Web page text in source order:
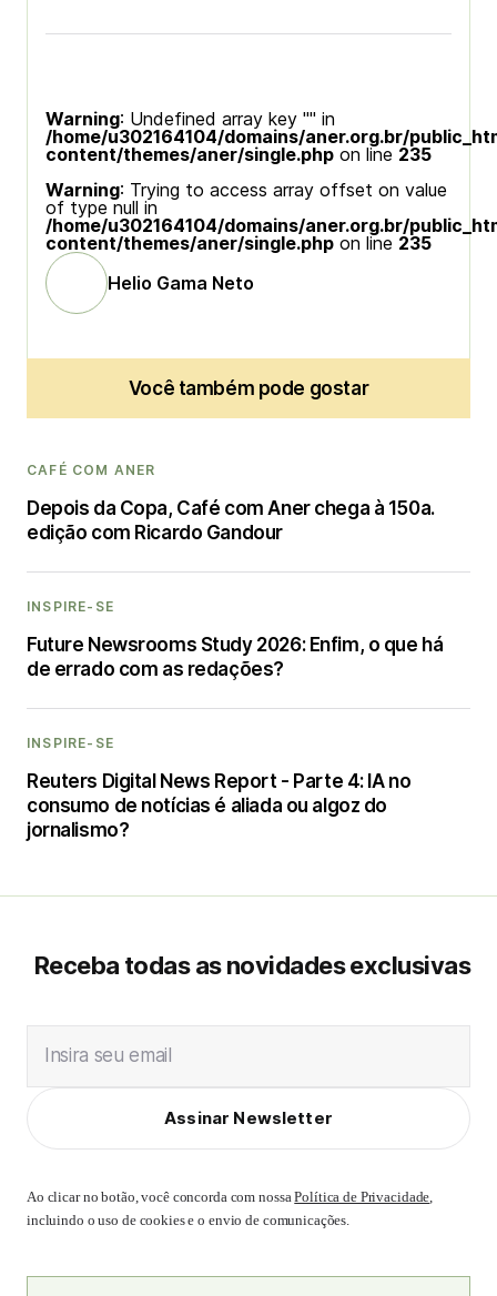
Warning: Undefined array key "" in
/home/u302164104/domains/aner.org.br/
content/themes/aner/single.php on line 235
Warning: Trying to access array offset on value
of type null in
/home/u302164104/domains/aner.org.br/
content/themes/aner/single.php on line 235
Helio Gama Neto
Você também pode gostar
CAFÉ COM ANER
Depois da Copa, Café com Aner chega à 150a.
edição com Ricardo Gandour
INSPIRE-SE
Future Newsrooms Study 2026: Enfim, o que há
de errado com as redações?
INSPIRE-SE
Reuters Digital News Report - Parte 4: IA no
consumo de notícias é aliada ou algoz do
jornalismo?
Receba todas as novidades exclusivas
Insira seu email
Assinar Newsletter
Ao clicar no botão, você concorda com nossaPolítica de Privacidade,
incluindo o uso de cookies e o envio de comunicações.